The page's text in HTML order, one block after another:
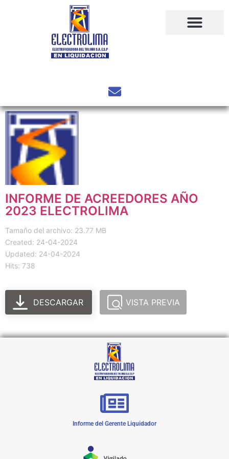
INFORME DE ACREEDORES AÑO
2023 ELECTROLIMA
Tamaño del archivo: 23.77 MB
Created: 24-04-2024
Updated: 24-04-2024
Hits: 738
DESCARGAR VISTA PREVIA
Informe del Gerente Liquidador